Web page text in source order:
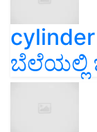
ಬೆಲೆಯಲ್ಲಿ